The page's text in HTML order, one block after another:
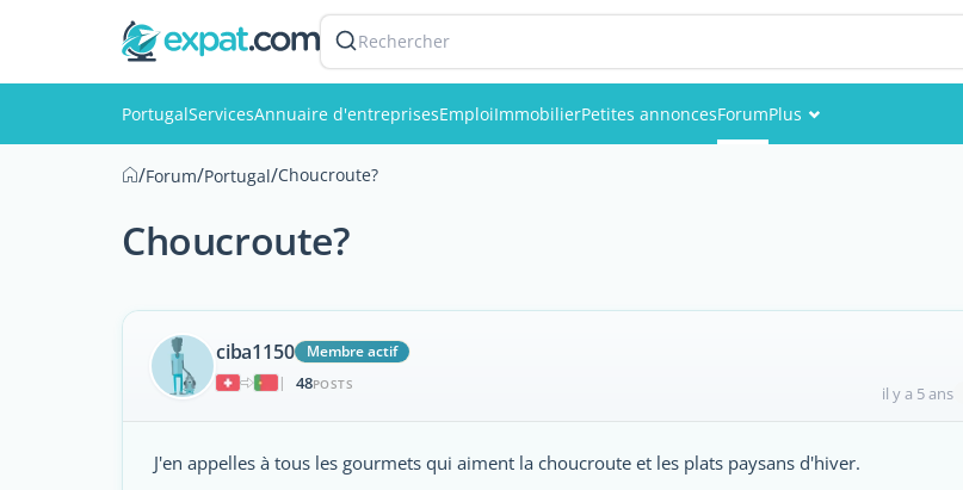
Rechercher
PortugalServicesAnnuaire d'entreprisesEmploiImmobilierPetites annoncesForumPlus
/Forum/Portugal/Choucroute?
Choucroute?
ciba1150
Membre actif
|
48POSTS il y a 5 ans
J'en appelles à tous les gourmets qui aiment la choucroute et les plats paysans d'hiver.